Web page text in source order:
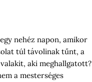
nehéz napon, amikor
túl távolinak tűnt, a
aki meghallgatott?
a mesterséges